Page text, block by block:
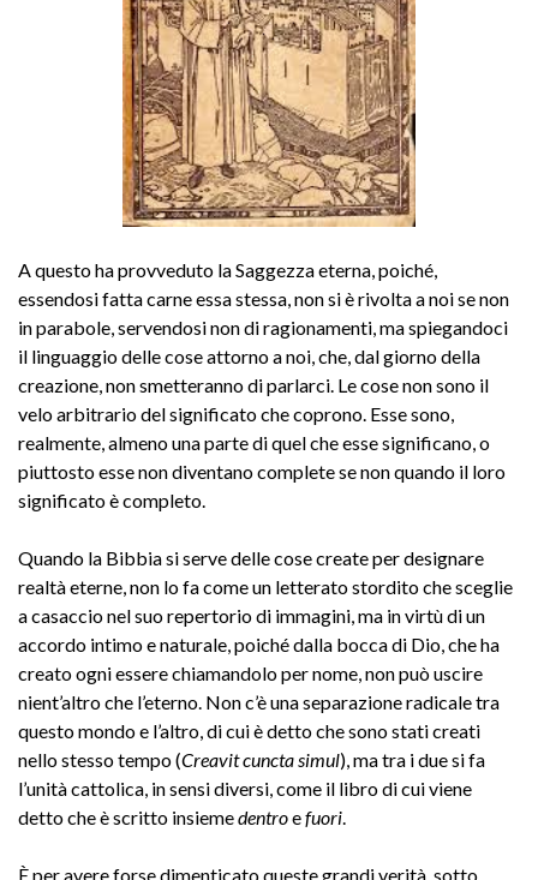
A questo ha provveduto la Saggezza eterna, poiché,
essendosi fatta carne essa stessa, non si è rivolta a noi se non
in parabole, servendosi non di ragionamenti, ma spiegandoci
il linguaggio delle cose attorno a noi, che, dal giorno della
creazione, non smetteranno di parlarci. Le cose non sono il
velo arbitrario del significato che coprono. Esse sono,
realmente, almeno una parte di quel che esse significano, o
piuttosto esse non diventano complete se non quando il loro
significato è completo.
Quando la Bibbia si serve delle cose create per designare
realtà eterne, non lo fa come un letterato stordito che sceglie
a casaccio nel suo repertorio di immagini, ma in virtù di un
accordo intimo e naturale, poiché dalla bocca di Dio, che ha
creato ogni essere chiamandolo per nome, non può uscire
nient’altro che l’eterno. Non c’è una separazione radicale tra
questo mondo e l’altro, di cui è detto che sono stati creati
nello stesso tempo (Creavit cuncta simul), ma tra i due si fa
l’unità cattolica, in sensi diversi, come il libro di cui viene
detto che è scritto insiemedentroefuori
È per avere forse dimenticato queste grandi verità, sotto